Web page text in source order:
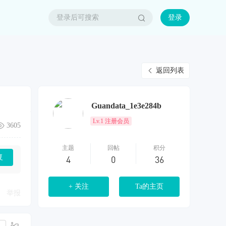
登录
返回列表
3605
Guandata_1e3e284b
Lv.1 注册会员
主题
4
回帖
0
积分
36
+ 关注 Ta的主页